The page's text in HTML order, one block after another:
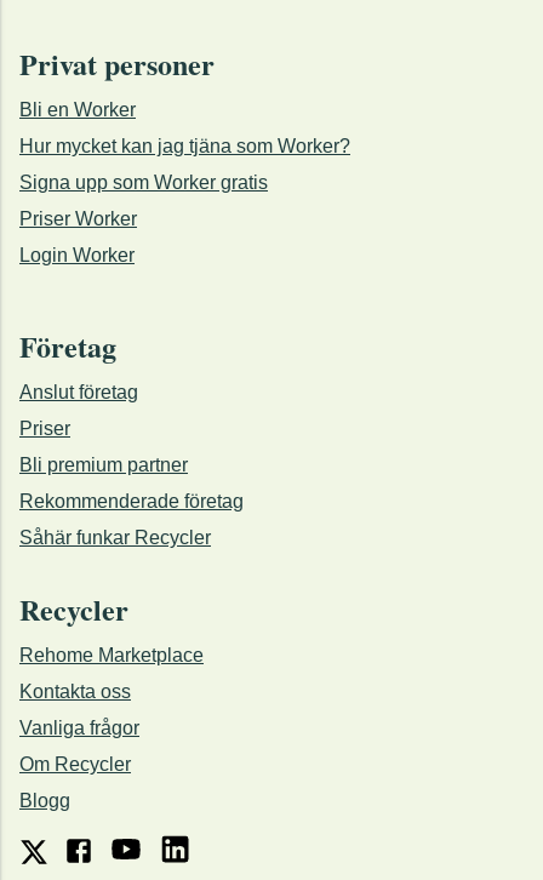
Privat personer
Bli en Worker
Hur mycket kan jag tjäna som Worker?
Signa upp som Worker gratis
Priser Worker
Login Worker
Företag
Anslut företag
Priser
Bli premium partner
Rekommenderade företag
Såhär funkar Recycler
Recycler
Rehome Marketplace
Kontakta oss
Vanliga frågor
Om Recycler
Blogg